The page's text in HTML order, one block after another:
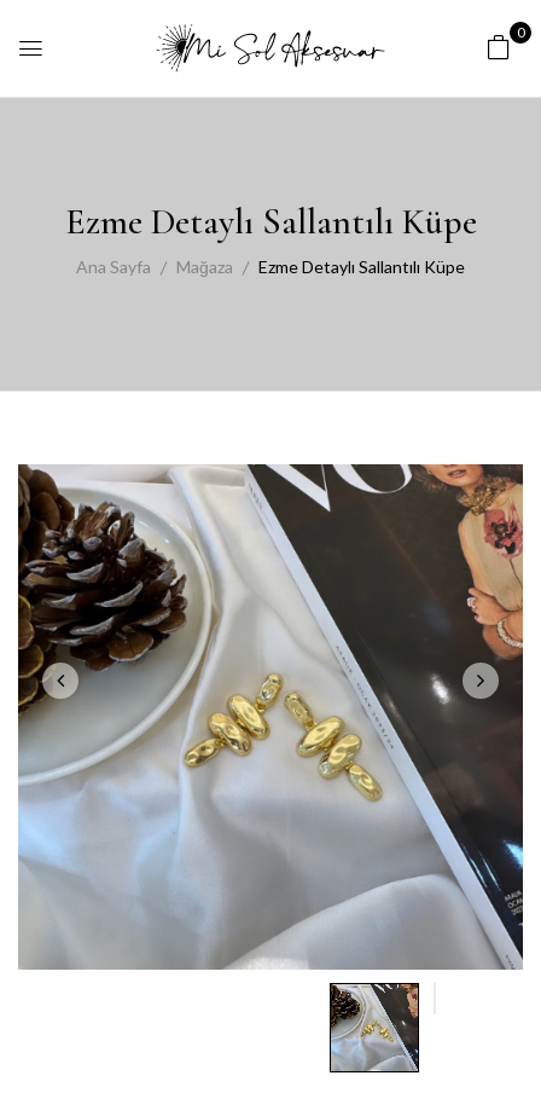
0
Ezme Detaylı Sallantılı Küpe
Ana Sayfa Mağaza Ezme Detaylı Sallantılı Küpe